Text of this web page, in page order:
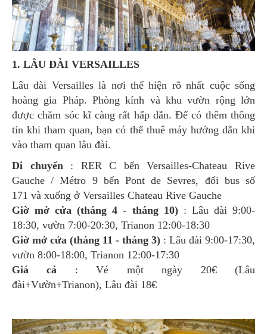
1. LÂU ĐÀI VERSAILLES
Lâu đài Versailles là nơi thể hiện rõ nhất cuộc sống
hoàng gia Pháp. Phòng kính và khu vườn rộng lớn
được chăm sóc kĩ càng rất hấp dẫn. Để có thêm thông
tin khi tham quan, bạn có thể thuê máy hướng dẫn khi
vào tham quan lâu đài.
Di chuyển: RER C bến Versailles-Chateau Rive
Gauche / Métro 9 bến Pont de Sevres, đổi bus số
171 và xuống ở Versailles Chateau Rive Gauche
Giờ mở cửa (tháng 4 - tháng 10): Lâu đài 9:00-
18:30, vườn 7:00-20:30, Trianon 12:00-18:30
Giờ mở cửa (tháng 11 - tháng 3) : Lâu đài 9:00-17:30,
vườn 8:00-18:00, Trianon 12:00-17:30
Giá cả : Vé một ngày 20€ (Lâu
đài+Vườn+Trianon), Lâu đài 18€